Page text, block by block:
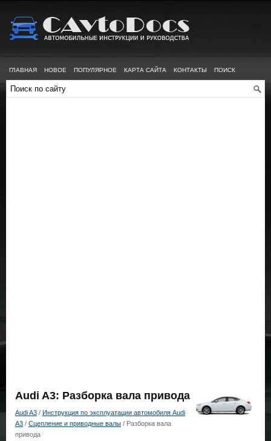
ГЛАВНАЯ НОВОЕ ПОПУЛЯРНОЕ КАРТА САЙТА КОНТАКТЫ ПОИСК
Audi A3: Разборка вала привода
Audi A3 / Инструкция по эксплуатации автомобиля Audi
A3 / Сцепление и приводные валы / Разборка вала
привода